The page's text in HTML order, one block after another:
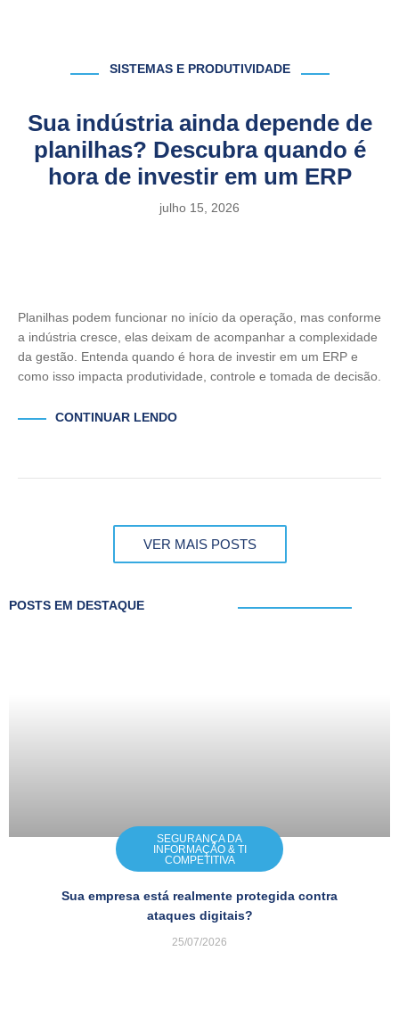
SISTEMAS E PRODUTIVIDADE
Sua indústria ainda depende de
planilhas? Descubra quando é
hora de investir em um ERP
julho 15, 2026
Planilhas podem funcionar no início da operação, mas conforme
a indústria cresce, elas deixam de acompanhar a complexidade
da gestão. Entenda quando é hora de investir em um ERP e
como isso impacta produtividade, controle e tomada de decisão.
CONTINUAR LENDO
VER MAIS POSTS
POSTS EM DESTAQUE
SEGURANÇA DA
INFORMAÇÃO & TI
COMPETITIVA
Sua empresa está realmente protegida contra
ataques digitais?
25/07/2026